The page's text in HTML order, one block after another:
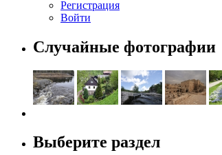
Регистрация
Войти
Случайные фотографии
Выберите раздел